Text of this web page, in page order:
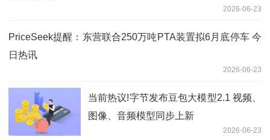
2026-06-23
PriceSeek提醒：东营联合250万吨PTA装置拟6月底停车 今
日热讯
2026-06-23
当前热议!字节发布豆包大模型2.1 视频、
图像、音频模型同步上新
2026-06-23